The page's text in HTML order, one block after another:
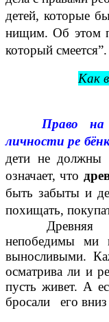
детей, которые
нищим. Об этом
который
Как
Право на
личности ре
дети не
означает, что
быть забыты и
похищать,
непобедимы ми
выносливыми.
осматрива ли и
пусть живет. А
бросали его вниз